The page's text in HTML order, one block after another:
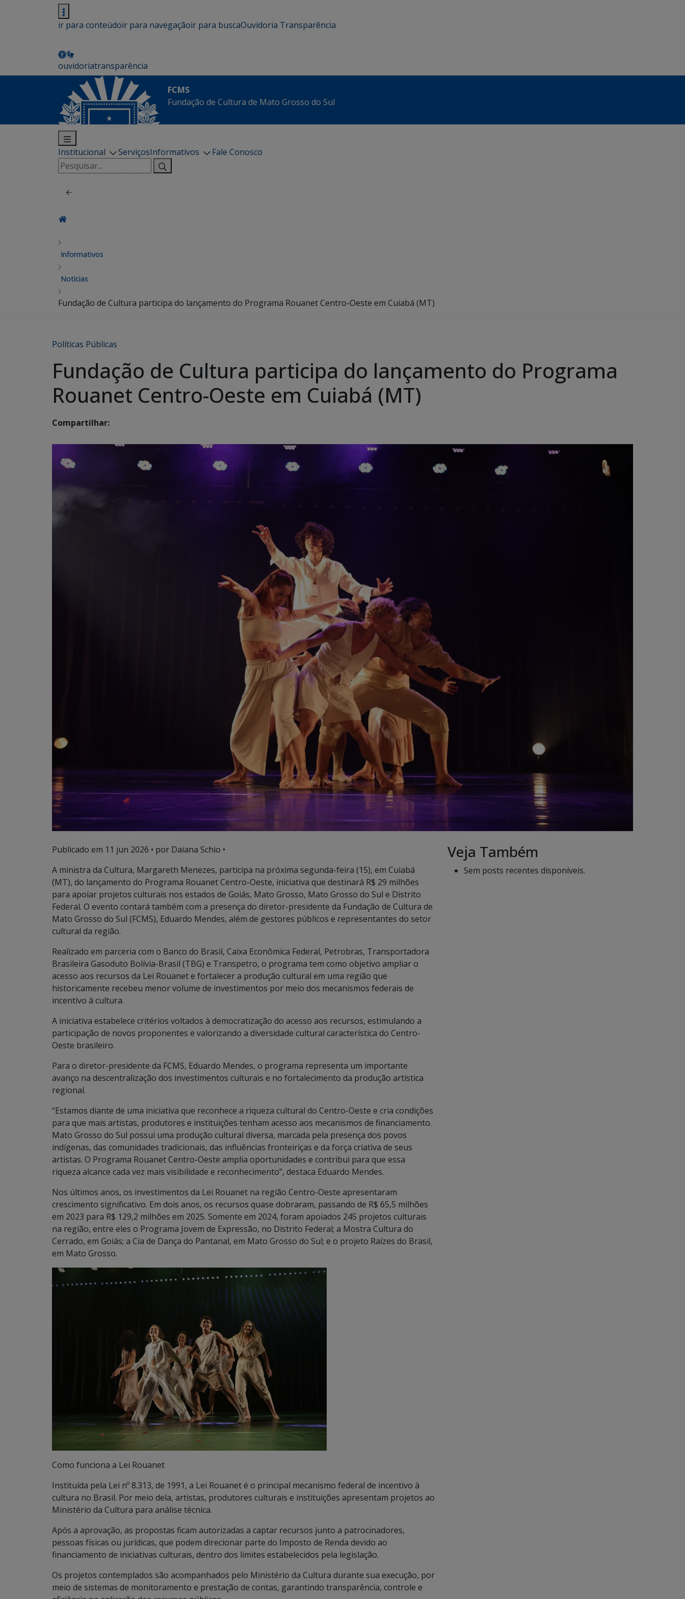
ir para conteúdoir para navegaçãoir para buscaOuvidoria Transparência
ouvidoriatransparência
FCMS
Fundação de Cultura de Mato Grosso do Sul
Institucional ServiçosInformativos
Fale Conosco
Pesquisar
por:
Informativos
Notícias
Fundação de Cultura participa do lançamento do Programa Rouanet Centro-Oeste em Cuiabá (MT)
Políticas Públicas
Fundação de Cultura participa do lançamento do Programa
Rouanet Centro-Oeste em Cuiabá (MT)
Compartilhar:
Publicado em 11 jun 2026 • por Daiana Schio •
A ministra da Cultura, Margareth Menezes, participa na próxima segunda-feira (15), em Cuiabá
(MT), do lançamento do Programa Rouanet Centro-Oeste, iniciativa que destinará R$ 29 milhões
para apoiar projetos culturais nos estados de Goiás, Mato Grosso, Mato Grosso do Sul e Distrito
Federal. O evento contará também com a presença do diretor-presidente da Fundação de Cultura de
Mato Grosso do Sul (FCMS), Eduardo Mendes, além de gestores públicos e representantes do setor
cultural da região.
Realizado em parceria com o Banco do Brasil, Caixa Econômica Federal, Petrobras, Transportadora
Brasileira Gasoduto Bolívia-Brasil (TBG) e Transpetro, o programa tem como objetivo ampliar o
acesso aos recursos da Lei Rouanet e fortalecer a produção cultural em uma região que
historicamente recebeu menor volume de investimentos por meio dos mecanismos federais de
incentivo à cultura.
A iniciativa estabelece critérios voltados à democratização do acesso aos recursos, estimulando a
participação de novos proponentes e valorizando a diversidade cultural característica do Centro-
Oeste brasileiro.
Para o diretor-presidente da FCMS, Eduardo Mendes, o programa representa um importante
avanço na descentralização dos investimentos culturais e no fortalecimento da produção artística
regional.
“Estamos diante de uma iniciativa que reconhece a riqueza cultural do Centro-Oeste e cria condições
para que mais artistas, produtores e instituições tenham acesso aos mecanismos de financiamento.
Mato Grosso do Sul possui uma produção cultural diversa, marcada pela presença dos povos
indígenas, das comunidades tradicionais, das influências fronteiriças e da força criativa de seus
artistas. O Programa Rouanet Centro-Oeste amplia oportunidades e contribui para que essa
riqueza alcance cada vez mais visibilidade e reconhecimento”, destaca Eduardo Mendes.
Nos últimos anos, os investimentos da Lei Rouanet na região Centro-Oeste apresentaram
crescimento significativo. Em dois anos, os recursos quase dobraram, passando de R$ 65,5 milhões
em 2023 para R$ 129,2 milhões em 2025. Somente em 2024, foram apoiados 245 projetos culturais
na região, entre eles o Programa Jovem de Expressão, no Distrito Federal; a Mostra Cultura do
Cerrado, em Goiás; a Cia de Dança do Pantanal, em Mato Grosso do Sul; e o projeto Raízes do Brasil,
em Mato Grosso.
Como funciona a Lei Rouanet
Instituída pela Lei nº 8.313, de 1991, a Lei Rouanet é o principal mecanismo federal de incentivo à
cultura no Brasil. Por meio dela, artistas, produtores culturais e instituições apresentam projetos ao
Ministério da Cultura para análise técnica.
Após a aprovação, as propostas ficam autorizadas a captar recursos junto a patrocinadores,
pessoas físicas ou jurídicas, que podem direcionar parte do Imposto de Renda devido ao
financiamento de iniciativas culturais, dentro dos limites estabelecidos pela legislação.
Os projetos contemplados são acompanhados pelo Ministério da Cultura durante sua execução, por
meio de sistemas de monitoramento e prestação de contas, garantindo transparência, controle e
Veja Também
Sem posts recentes disponíveis.